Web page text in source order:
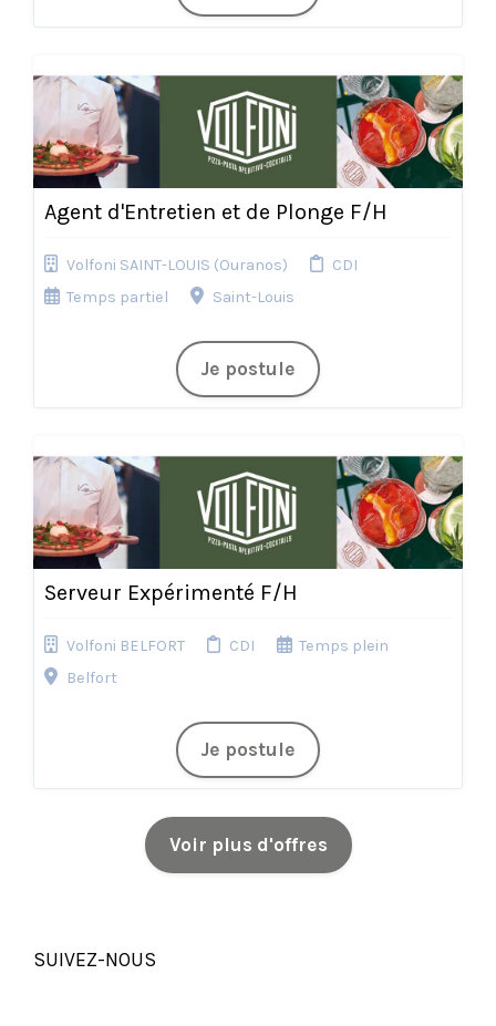
Agent d'Entretien et de Plonge F/H
Volfoni SAINT-LOUIS (Ouranos)
CDI
Temps partiel
Saint-Louis
Je postule
Serveur Expérimenté F/H
Volfoni BELFORT CDI
Temps plein
Belfort
Je postule
Voir plus d'offres
SUIVEZ-NOUS